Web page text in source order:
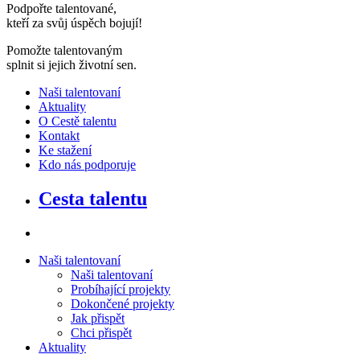
Podpořte talentované,
kteří za svůj úspěch bojují!
Pomožte talentovaným
splnit si jejich životní sen.
Naši talentovaní
Aktuality
O Cestě talentu
Kontakt
Ke stažení
Kdo nás podporuje
Cesta talentu
Naši talentovaní
Naši talentovaní
Probíhající projekty
Dokončené projekty
Jak přispět
Chci přispět
Aktuality